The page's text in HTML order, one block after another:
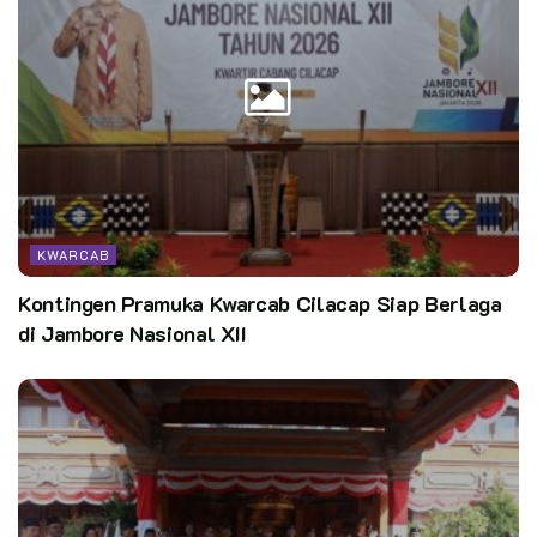
KWARCAB
Kontingen Pramuka Kwarcab Cilacap Siap Berlaga
di Jambore Nasional XII